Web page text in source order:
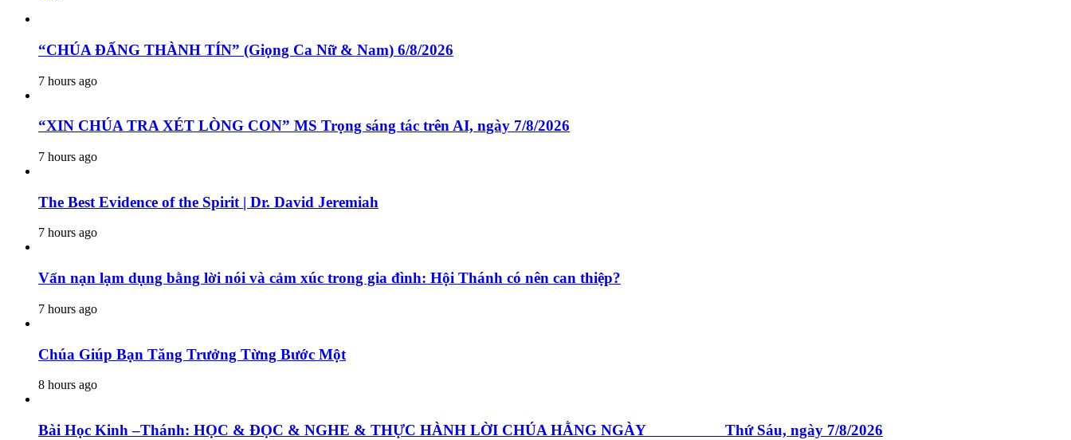
“CHÚA ĐẤNG THÀNH TÍN” (Giọng Ca Nữ & Nam) 6/8/2026
7 hours ago
“XIN CHÚA TRA XÉT LÒNG CON” MS Trọng sáng tác trên AI, ngày 7/8/2026
7 hours ago
The Best Evidence of the Spirit | Dr. David Jeremiah
7 hours ago
Vấn nạn lạm dụng bằng lời nói và cảm xúc trong gia đình: Hội Thánh có nên can thiệp?
7 hours ago
Chúa Giúp Bạn Tăng Trưởng Từng Bước Một
8 hours ago
Bài Học Kinh –Thánh: HỌC & ĐỌC & NGHE & THỰC HÀNH LỜI CHÚA HẰNG NGÀY Thứ Sáu, ngày 7/8/2026